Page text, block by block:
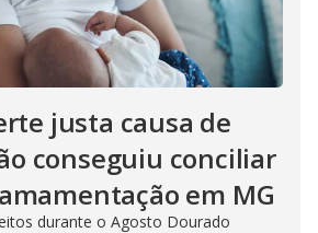
justa causa de
conseguiu conciliar
em MG
durante o Agosto Dourado